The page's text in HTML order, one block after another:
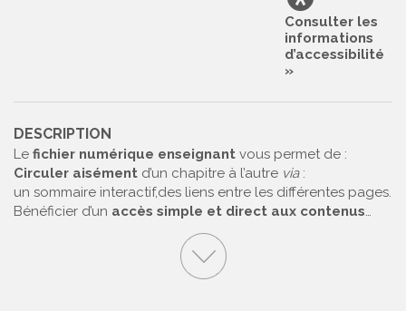
Consulter les
informations
d’accessibilité
»
DESCRIPTION
Le fichier numérique enseignant vous permet de :
Circuler aisément d’un chapitre à l’autre via :
un sommaire interactif,des liens entre les différentes pages.
Bénéficier d’un accès simple et direct aux contenus…